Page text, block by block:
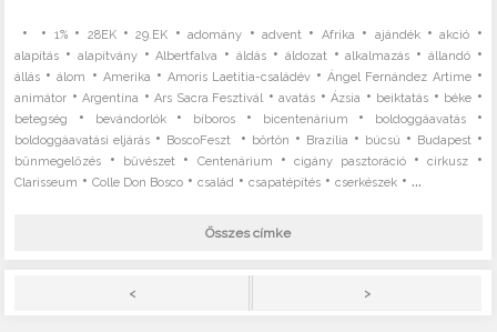
• • 1%• 28EK•29.EK •adomány •advent • Afrika • ajándék•akció •
alapítás • alapítvány•Albertfalva •áldás • áldozat •alkalmazás • állandó•
állás •álom • Amerika • Amoris Laetitia-családév •Ángel Fernández Artime•
animátor •Argentína •Ars Sacra Fesztivál •avatás •Ázsia • beiktatás • béke •
betegség • bevándorlók• bíboros • bicentenárium • boldoggáavatás•
boldoggáavatási eljárás • BoscoFeszt • börtön • Brazília • búcsú • Budapest •
bűnmegelőzés • bűvészet • Centenárium •cigány pasztoráció•cirkusz •
Clarisseum •Colle Don Bosco •család •csapatépítés •cserkészek • ...
Összes címke
< >